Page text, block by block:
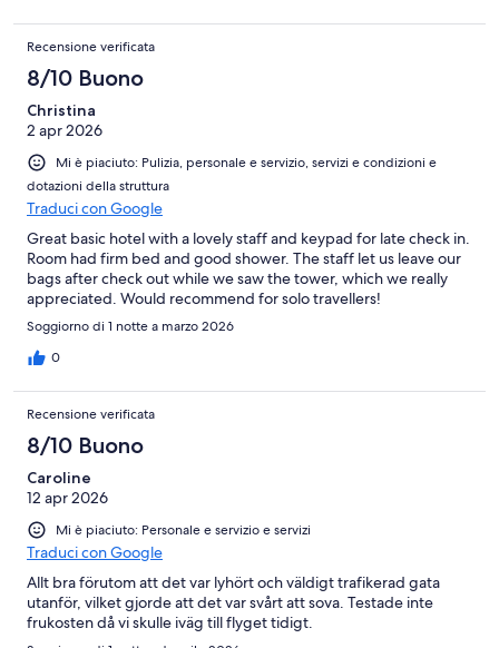
Recensione verificata
8/10 Buono
Christina
2 apr 2026
Mi è piaciuto: Pulizia, personale e servizio, servizi e condizioni e
dotazioni della struttura
Traduci con Google
Great basic hotel with a lovely staff and keypad for late check in.
Room had firm bed and good shower. The staff let us leave our
bags after check out while we saw the tower, which we really
appreciated. Would recommend for solo travellers!
Soggiorno di 1 notte a marzo 2026
0
Recensione verificata
8/10 Buono
Caroline
12 apr 2026
Mi è piaciuto: Personale e servizio e servizi
Traduci con Google
Allt bra förutom att det var lyhört och väldigt trafikerad gata
utanför, vilket gjorde att det var svårt att sova. Testade inte
frukosten då vi skulle iväg till flyget tidigt.